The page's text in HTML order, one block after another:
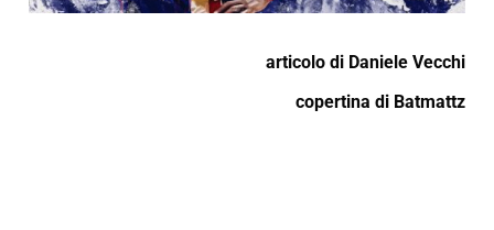
articolo di Daniele Vecchi
copertina di Batmattz